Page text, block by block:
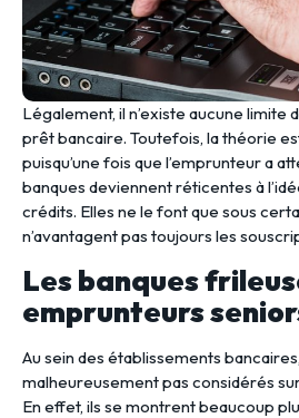
Légalement, il n’existe aucune limite
prêt bancaire. Toutefois, la théorie
puisqu’une fois que l’emprunteur a
banques deviennent réticentes à
crédits. Elles ne le font que sous
n’avantagent pas toujours les
Les banques
emprunteurs
Au sein des établissements
malheureusement pas considérés
En effet, ils se montrent beaucoup